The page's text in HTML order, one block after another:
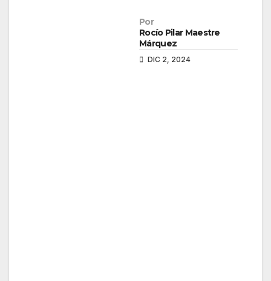
Por
Rocío Pilar Maestre
Márquez
DIC 2, 2024